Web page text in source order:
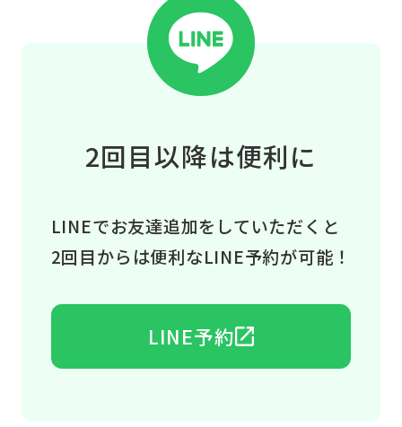
2回目以降は便利に
LINEでお友達追加をしていただくと
2回目からは便利なLINE予約が可能！
LINE予約